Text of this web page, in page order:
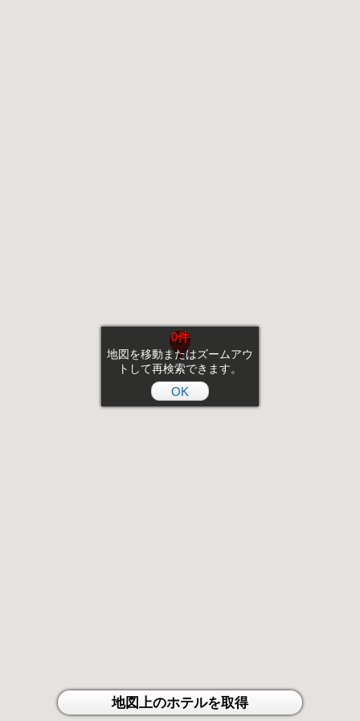
0件
地図を移動またはズームアウ
トして再検索できます。
OK
地図上のホテルを取得